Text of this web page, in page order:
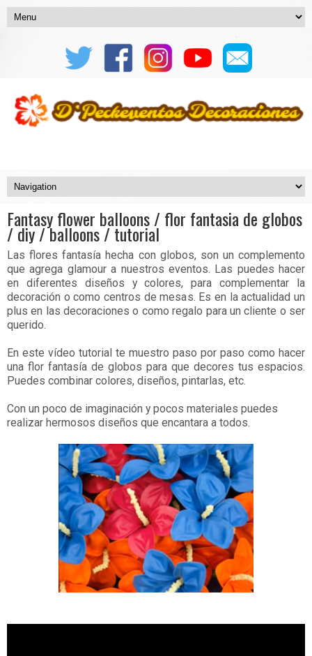
Fantasy flower balloons / flor fantasia de globos
/ diy / balloons / tutorial
Las flores fantasía hecha con globos, son un complemento
que agrega glamour a nuestros eventos. Las puedes hacer
en diferentes diseños y colores, para complementar la
decoración o como centros de mesas. Es en la actualidad un
plus en las decoraciones o como regalo para un cliente o ser
querido.
En este vídeo tutorial te muestro paso por paso como hacer
una flor fantasía de globos para que decores tus espacios.
Puedes combinar colores, diseños, pintarlas, etc.
Con un poco de imaginación y pocos materiales puedes
realizar hermosos diseños que encantara a todos.